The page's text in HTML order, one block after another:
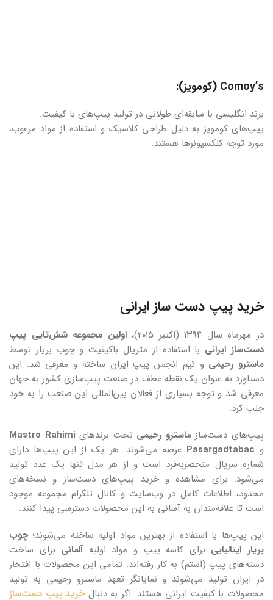
Comoy’s (کومویز):
برند انگلیسی با سابقه‌ای طولانی در تولید پیپ‌های با کیفیت.
پیپ‌های کومویز به دلیل طراحی کلاسیک و استفاده از مواد مرغوب،
مورد توجه کلکسیونرها هستند.
خرید پیپ دست ساز ایرانی
در مهرماه سال ۱۳۹۴ (اکتبر ۲۰۱۵)،
اولین مجموعه شش‌تایی پیپ
دست‌ساز ایرانی با استفاده از متریال باکیفیت و چوب بریار توسط
ماسترو رحیمی و تیم انجمن پیپ ایران ساخته و معرفی شد. این
دستاورد به عنوان یک نقطه عطف در صنعت پیپ‌سازی کشور به جهان
معرفی شد و توجه بسیاری از فعالان بین‌المللی این صنعت را به خود
جلب کرد.
پیپ‌های دست‌سازماسترو رحیمی تحت برندهای Mastro Rahimi
و Pasargadtabac عرضه می‌شوند. هر یک از این پیپ‌ها دارای
شماره‌ سریال منحصربه‌فرد است و از هر مدل تنها یک عدد تولید
می‌شود. برای مشاهده و خرید پیپ‌های دست‌ساز و نسخه‌های
محدود، اطلاعات کامل در وب‌سایت و کانال تلگرام مجموعه موجود
است تا علاقه‌مندان به آسانی به این محصولات دسترسی پیدا کنند.
این پیپ‌ها با استفاده از بهترین مواد اولیه ساخته می‌شوند؛چوب
بریار ایتالیایی برای کاسه پیپ و مواد اولیه آلمانی برای ساخت
دسته‌های پیپ (استم) به کار رفته‌اند. تمامی این محصولات با افتخار
در ایران تولید می‌شوند و نمایانگر تعهد ماسترو رحیمی به تولید
محصولات با کیفیت ایرانی هستند. اگر به دنبالخرید پیپ دست‌ساز